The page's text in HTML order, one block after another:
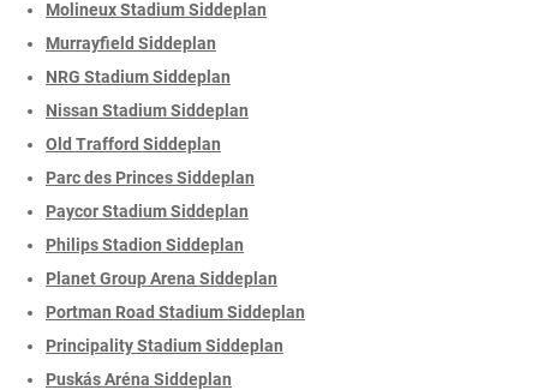
Molineux Stadium Siddeplan
Murrayfield Siddeplan
NRG Stadium Siddeplan
Nissan Stadium Siddeplan
Old Trafford Siddeplan
Parc des Princes Siddeplan
Paycor Stadium Siddeplan
Philips Stadion Siddeplan
Planet Group Arena Siddeplan
Portman Road Stadium Siddeplan
Principality Stadium Siddeplan
Puskás Aréna Siddeplan